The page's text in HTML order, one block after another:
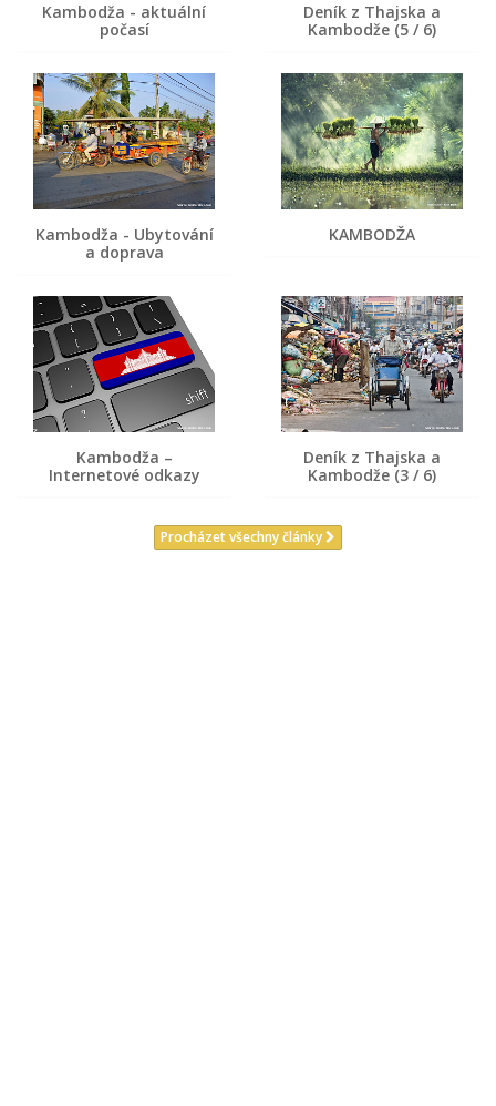
Kambodža - aktuální
počasí
Deník z Thajska a
Kambodže (5 / 6)
Kambodža - Ubytování
a doprava
KAMBODŽA
Kambodža –
Internetové odkazy
Deník z Thajska a
Kambodže (3 / 6)
Procházet všechny články